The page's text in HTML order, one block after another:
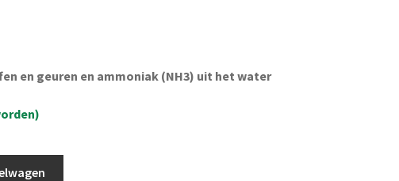
en geuren en ammoniak (NH3) uit het water